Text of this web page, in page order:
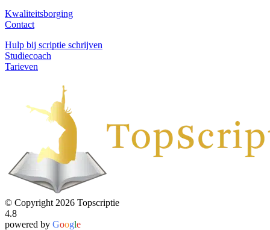
Kwaliteitsborging
Contact
Hulp bij scriptie schrijven
Studiecoach
Tarieven
© Copyright 2026 Topscriptie
4.8
powered by Google